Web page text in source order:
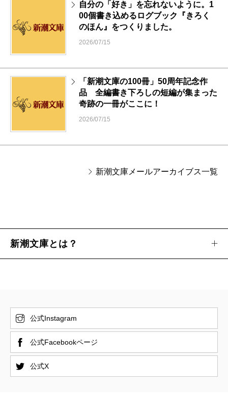
自分の「好き」を忘れないように。1
00個書き込めるログブック『きろく
のほん』をつくりました。
2026/07/15
「新潮文庫の100冊」50周年記念作
品 全編書き下ろしの短編が集まった
奇跡の一冊がここに！
2026/07/15
新潮文庫メールアーカイブス一覧
新潮文庫とは？
公式Instagram
公式Facebookページ
公式X